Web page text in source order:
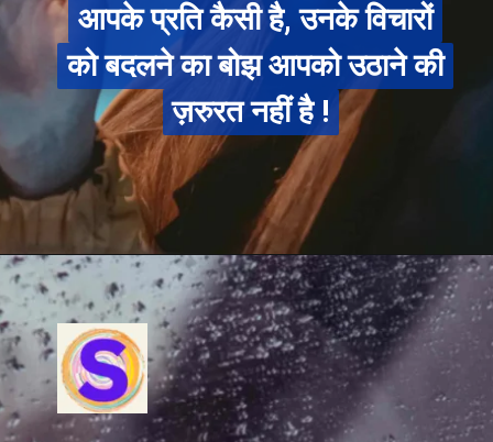
आपके प्रति कैसी है, उनके विचारों
को बदलने का बोझ आपको उठाने की
ज़रुरत नहीं है !
आपके प्रति कैसी है, उनके विचारों
को बदलने का बोझ आपको उठाने की